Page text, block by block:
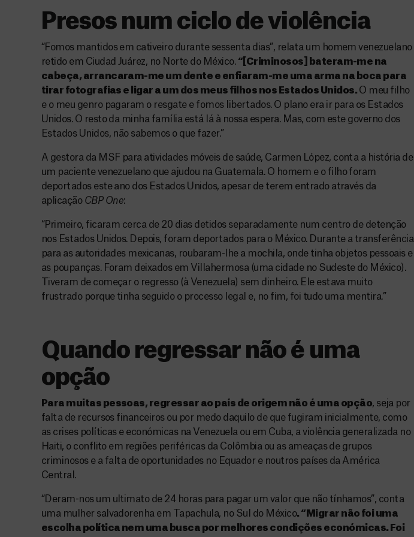
Presos num ciclo de violência
“Fomos mantidos em cativeiro durante sessenta dias”, relata um homem venezuelano
retido em Ciudad Juárez, no Norte do México. “[Criminosos] bateram-me na
cabeça, arrancaram-me um dente e enfiaram-me uma arma na boca para
tirar fotografias e ligar a um dos meus filhos nos Estados Unidos. O meu filho
e o meu genro pagaram o resgate e fomos libertados. O plano era ir para os Estados
Unidos. O resto da minha família está lá à nossa espera. Mas, com este governo dos
Estados Unidos, não sabemos o que fazer.”
A gestora da MSF para atividades móveis de saúde, Carmen López, conta a história de
um paciente venezuelano que ajudou na Guatemala. O homem e o filho foram
deportados este ano dos Estados Unidos, apesar de terem entrado através da
aplicação CBP One:
“Primeiro, ficaram cerca de 20 dias detidos separadamente num centro de detenção
nos Estados Unidos. Depois, foram deportados para o México. Durante a transferência
para as autoridades mexicanas, roubaram-lhe a mochila, onde tinha objetos pessoais e
as poupanças. Foram deixados em Villahermosa (uma cidade no Sudeste do México).
Tiveram de começar o regresso (à Venezuela) sem dinheiro. Ele estava muito
frustrado porque tinha seguido o processo legal e, no fim, foi tudo uma mentira.”
Quando regressar não é uma
opção
Para muitas pessoas, regressar ao país de origem não é uma opção, seja por
falta de recursos financeiros ou por medo daquilo de que fugiram inicialmente, como
as crises políticas e económicas na Venezuela ou em Cuba, a violência generalizada no
Haiti, o conflito em regiões periféricas da Colômbia ou as ameaças de grupos
criminosos e a falta de oportunidades no Equador e noutros países da América
Central.
“Deram-nos um ultimato de 24 horas para pagar um valor que não tínhamos”, conta
uma mulher salvadorenha em Tapachula, no Sul do México. “Migrar não foi uma
escolha política nem uma busca por melhores condições económicas. Foi